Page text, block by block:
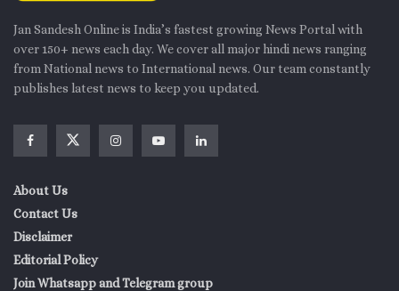
Jan Sandesh Online is India’s fastest growing News Portal with
over 150+ news each day. We cover all major hindi news ranging
from National news to International news. Our team constantly
publishes latest news to keep you updated.
About Us
Contact Us
Disclaimer
Editorial Policy
Join Whatsapp and Telegram group